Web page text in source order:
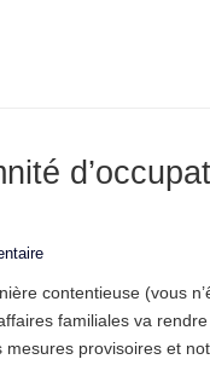
contentieuse (vous
familiales va rendre
provisoires et